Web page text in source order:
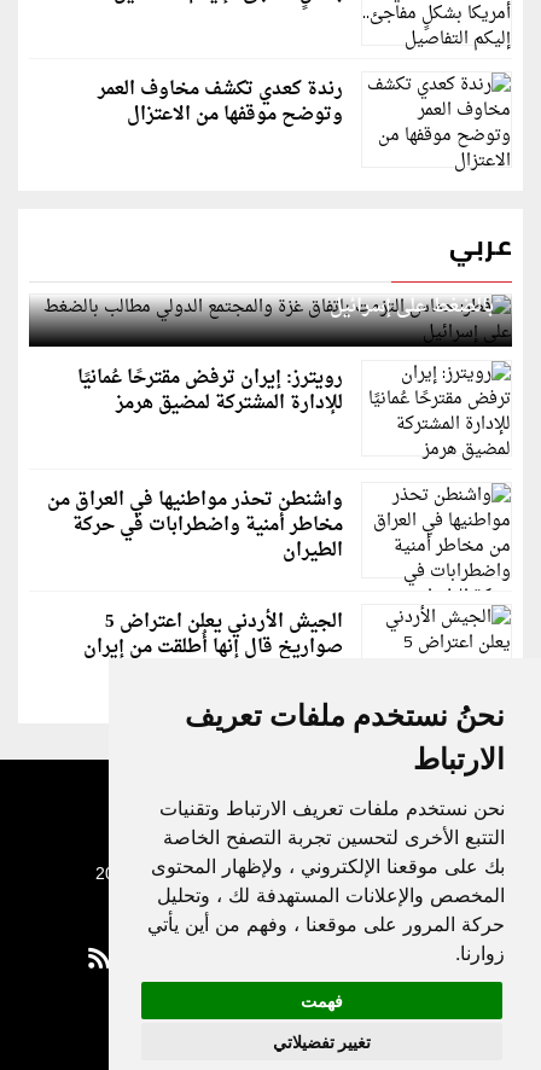
نحنُ نستخدم ملفات تعريف
الارتباط
نحن نستخدم ملفات تعريف الارتباط وتقنيات
التتبع الأخرى لتحسين تجربة التصفح الخاصة
بك على موقعنا الإلكتروني ، ولإظهار المحتوى
المخصص والإعلانات المستهدفة لك ، وتحليل
حركة المرور على موقعنا ، وفهم من أين يأتي
زوارنا.
فهمت
تغيير تفضيلاتي
رندة كعدي تكشف مخاوف العمر
وتوضح موقفها من الاعتزال
عربي
قطر: حماس التزمت باتفاق غزة والمجتمع الدولي مطالب
بالضغط على إسرائيل
رويترز: إيران ترفض مقترحًا عُمانيًا
للإدارة المشتركة لمضيق هرمز
واشنطن تحذر مواطنيها في العراق من
مخاطر أمنية واضطرابات في حركة
الطيران
الجيش الأردني يعلن اعتراض 5
صواريخ قال إنها أُطلقت من إيران
جميع الحقوق محفوظة لدنيا الوطن © 2003 - 2022
Privacy Policy